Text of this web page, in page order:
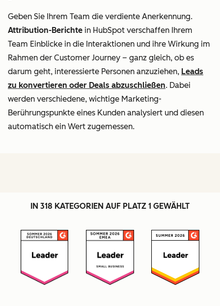
Geben Sie Ihrem Team die verdiente Anerkennung.
Attribution-Berichte in HubSpot verschaffen Ihrem
Team Einblicke in die Interaktionen und ihre Wirkung im
Rahmen der Customer Journey – ganz gleich, ob es
darum geht, interessierte Personen anzuziehen, Leads
zu konvertieren oder Deals abzuschließen. Dabei
werden verschiedene, wichtige Marketing-
Berührungspunkte eines Kunden analysiert und diesen
automatisch ein Wert zugemessen.
IN 318 KATEGORIEN AUF PLATZ 1 GEWÄHLT